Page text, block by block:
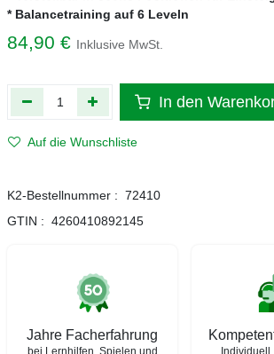
* Balancetraining auf 6 Leveln
84,90 € Inklusive MwSt.
In den
Auf die Wunschliste
K2-Bestellnummer : 72410
GTIN : 4260410892145
Jahre Facherfahrung
bei Lernhilfen, Spielen und